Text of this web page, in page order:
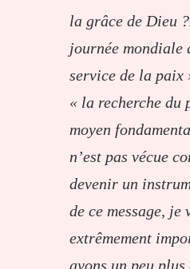
la grâce de Dieu
journée mondiale
service de la
« la recherche du
moyen
n’est pas vécue
devenir un
de ce message,
extrêmement
ayons un peu